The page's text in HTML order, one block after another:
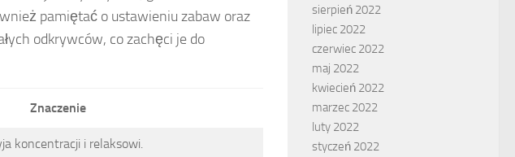
pamiętać o ustawieniu zabaw oraz
odkrywców, co zachęci je do
Znaczenie
koncentracji i relaksowi.
sierpień 2022
lipiec 2022
czerwiec 2022
maj 2022
kwiecień 2022
marzec 2022
luty 2022
styczeń 2022